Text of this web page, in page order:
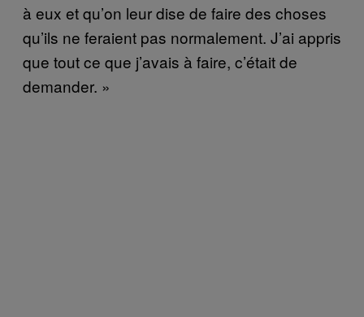
à eux et qu’on leur dise de faire des choses
qu’ils ne feraient pas normalement. J’ai appris
que tout ce que j’avais à faire, c’était de
demander. »